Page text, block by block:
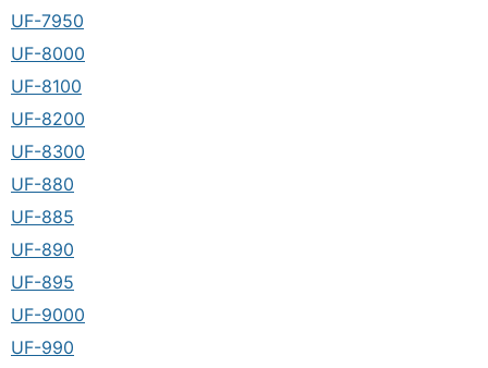
UF-7950
UF-8000
UF-8100
UF-8200
UF-8300
UF-880
UF-885
UF-890
UF-895
UF-9000
UF-990